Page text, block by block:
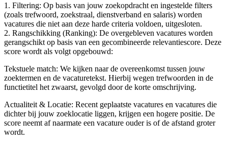
1. Filtering: Op basis van jouw zoekopdracht en ingestelde filters
(zoals trefwoord, zoekstraal, dienstverband en salaris) worden
vacatures die niet aan deze harde criteria voldoen, uitgesloten.
2. Rangschikking (Ranking): De overgebleven vacatures worden
gerangschikt op basis van een gecombineerde relevantiescore. Deze
score wordt als volgt opgebouwd:
Tekstuele match: We kijken naar de overeenkomst tussen jouw
zoektermen en de vacaturetekst. Hierbij wegen trefwoorden in de
functietitel het zwaarst, gevolgd door de korte omschrijving.
Actualiteit & Locatie: Recent geplaatste vacatures en vacatures die
dichter bij jouw zoeklocatie liggen, krijgen een hogere positie. De
score neemt af naarmate een vacature ouder is of de afstand groter
wordt.